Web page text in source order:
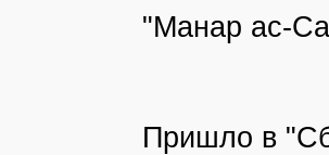
"Манар ас-
Пришло в